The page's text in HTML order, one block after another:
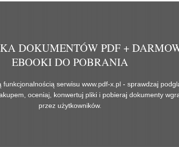
DOKUMENTÓW PDF +
EBOOKI DO POBRANIA
funkcjonalnością serwisu www.pdf-x.pl - sprawdzaj
oceniaj, konwertuj pliki i pobieraj dokumenty
przez użytkowników.